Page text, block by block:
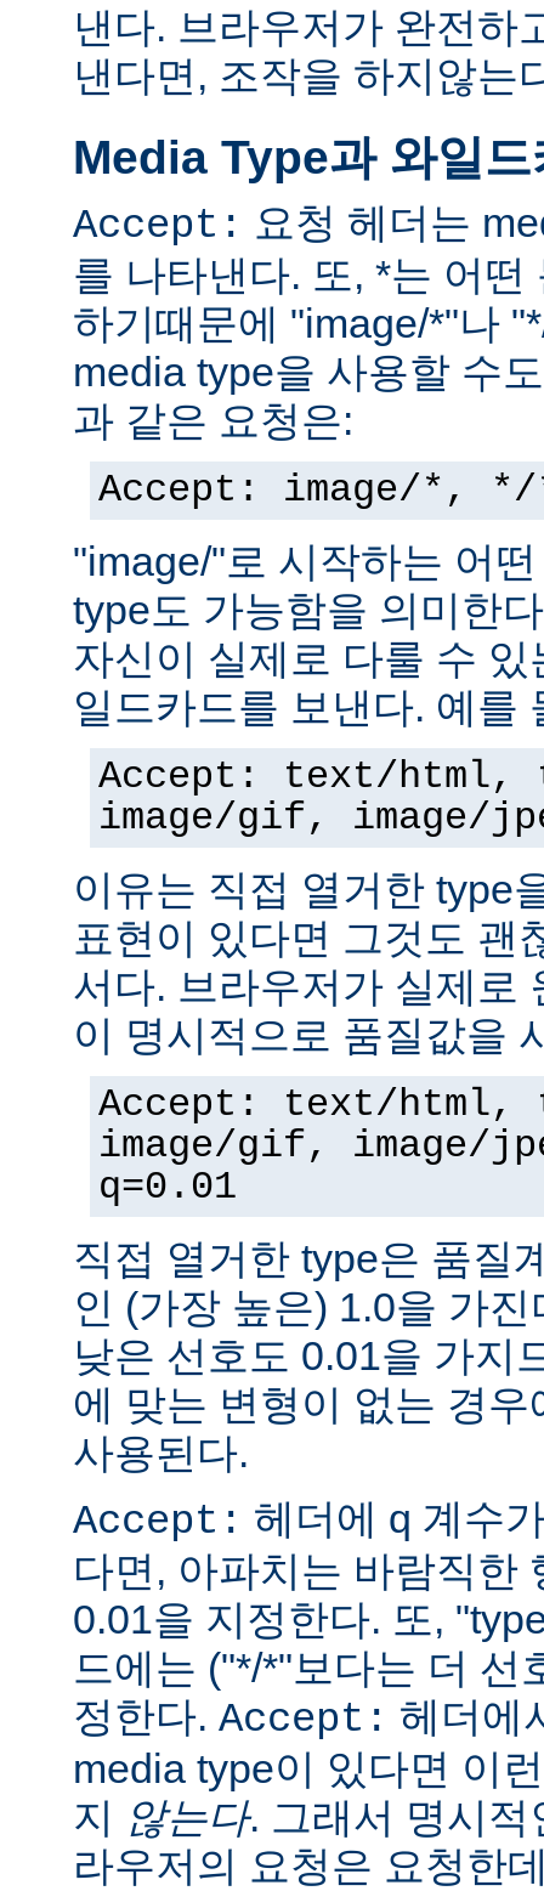
낸다. 브라우저가 완전하
낸다면, 조작을 하지않는
Media Type과 와일드
Accept: 요청 헤더는
를 나타낸다. 또, *는 어
하기때문에 "image/*"나
media type을 사용할 수
과 같은 요청은:
Accept: image/*,
"image/"로 시작하는 어
type도 가능함을 의미한
자신이 실제로 다룰 수
일드카드를 보낸다. 예를
Accept: text/
image/gif, image/
이유는 직접 열거한 type
표현이 있다면 그것도 괜
서다. 브라우저가 실제로
이 명시적으로 품질값을
Accept: text/
image/gif, image/
q=0.01
직접 열거한 type은 품질
인 (가장 높은) 1.0을 가
낮은 선호도 0.01을 가지
에 맞는 변형이 없는 경
사용된다.
Accept: 헤더에 q 계수
다면, 아파치는 바람직한
0.01을 지정한다. 또,
드에는 ("*/*"보다는 더 선
정한다. Accept: 헤더에
media type이 있다면 이
지
않는다. 그래서 명시
라우저의 요청은 요청한